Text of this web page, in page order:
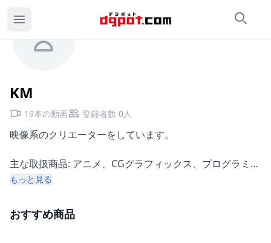
検索
KM
19本の動画 登録者数 0人
映像系のクリエーターをしています。
主な取扱商品: アニメ、CGグラフィックス、プログラミン
グ講座、Web講座
活動地域: 九州、関西
もっと見る
おすすめ商品